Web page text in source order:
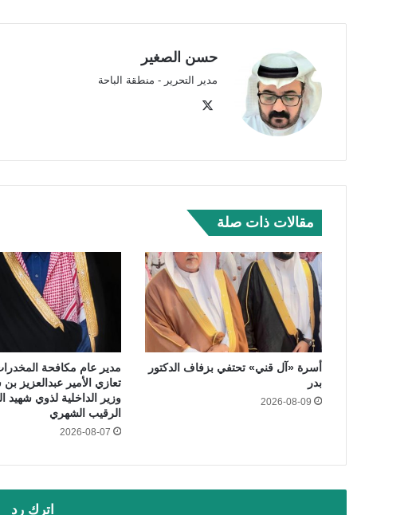
حسن الصغير
مدير التحرير - منطقة الباحة
مقالات ذات صلة
أسرة «آل قني» تحتفي بزفاف الدكتور
بدر
2026-08-09
مدير عام مكافحة
تعازي الأمير عبدالعزيز
وزير الداخلية لذوي شهيد
الرقيب الشهري
2026-08-07
اترك رد